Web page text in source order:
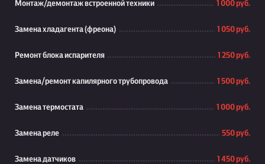
Монтаж/демонтаж встроенной техники 1 000 руб.
Замена хладагента (фреона) 1 050 руб.
Ремонт блока испарителя 1 250 руб.
Замена/ремонт капилярного трубопровода 1 500 руб.
Замена термостата 1 000 руб.
Замена реле 550 руб.
Замена датчиков 1 450 руб.